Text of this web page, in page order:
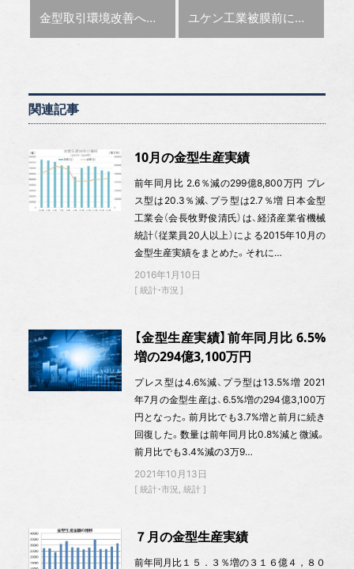
前の記事 :
金型取引環境改善へ自工会が自主行動計画
次の記事 :
ユケン工業被膜前にディンプル加工
関連記事
10月の金型生産実績
前年同月比 2.6％減の299億8,800万円 プレ
ス型は20.3％減、プラ型は2.7％増 日本金型
工業会（会長牧野俊清氏）は、経済産業省機械
統計（従業員20人以上）による2015年10月の
金型生産実績をまとめた。それに…
2016年1月10日
統計・市況
【金型生産実績】前年同月比 6.5%
増の294億3,100万円
プレス型は4.6%減、プラ型は13.5%増 2021
年7月の金型生産は、6.5%増の294億3,100万
円となった。前月比でも3.7%増と前月に続き
回復した。数量は前年同月比0.8%減と微減。
前月比でも3.4%減の3万9…
2021年10月13日
統計・市況 統計
７月の金型生産実績
前年同月比１５．３％増の３１６億４，８０